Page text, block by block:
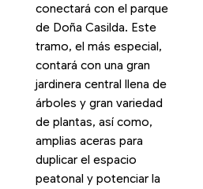
conectará con el parque
de Doña Casilda. Este
tramo, el más especial,
contará con una gran
jardinera central llena de
árboles y gran variedad
de plantas, así como,
amplias aceras para
duplicar el espacio
peatonal y potenciar la